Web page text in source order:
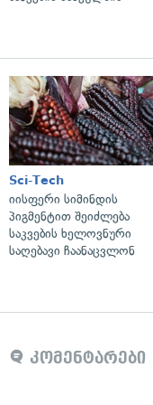
Sci-Tech
იისფერი სიმინდის
პიგმენტით შეიძლება
საკვების ხელოვნური
საღებავი ჩაანაცვლონ
კომენტარები